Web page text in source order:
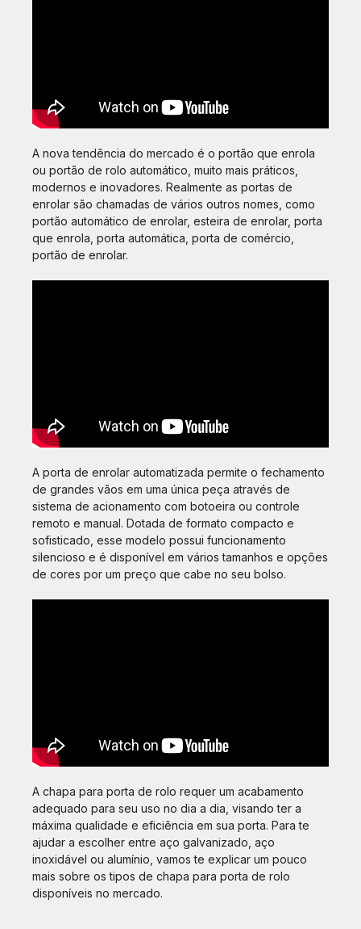
A nova tendência do mercado é o portão que enrola
ou portão de rolo automático, muito mais práticos,
modernos e inovadores. Realmente as portas de
enrolar são chamadas de vários outros nomes, como
portão automático de enrolar, esteira de enrolar, porta
que enrola, porta automática, porta de comércio,
portão de enrolar.
A porta de enrolar automatizada permite o fechamento
de grandes vãos em uma única peça através de
sistema de acionamento com botoeira ou controle
remoto e manual. Dotada de formato compacto e
sofisticado, esse modelo possui funcionamento
silencioso e é disponível em vários tamanhos e opções
de cores por um preço que cabe no seu bolso.
A chapa para porta de rolo requer um acabamento
adequado para seu uso no dia a dia, visando ter a
máxima qualidade e eficiência em sua porta. Para te
ajudar a escolher entre aço galvanizado, aço
inoxidável ou alumínio, vamos te explicar um pouco
mais sobre os tipos de chapa para porta de rolo
disponíveis no mercado.